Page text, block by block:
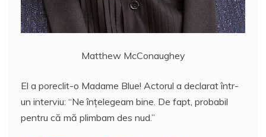
Matthew McConaughey
El a poreclit-o Madame Blue! Actorul a declarat într-
un interviu: “Ne înţelegeam bine. De fapt, probabil
pentru că mă plimbam des nud.”